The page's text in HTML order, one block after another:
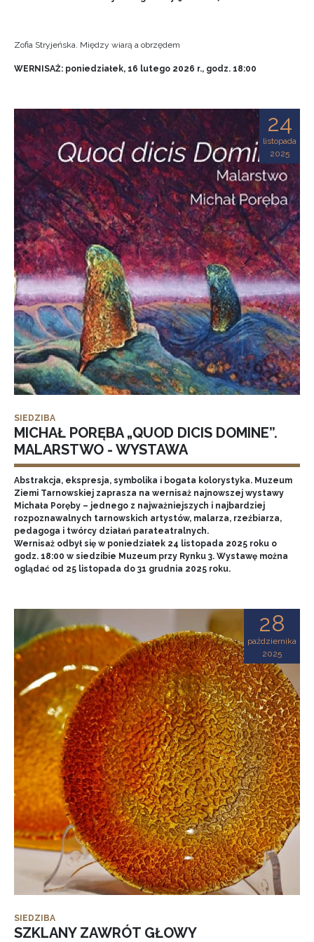
Zofia Stryjeńska. Między wiarą a obrzędem
WERNISAŻ: poniedziałek, 16 lutego 2026 r., godz. 18:00
24
listopada
2025
SIEDZIBA
MICHAŁ PORĘBA „QUOD DICIS DOMINE”.
MALARSTWO - WYSTAWA
Abstrakcja, ekspresja, symbolika i bogata kolorystyka. Muzeum
Ziemi Tarnowskiej zaprasza na wernisaż najnowszej wystawy
Michała Poręby – jednego z najważniejszych i najbardziej
rozpoznawalnych tarnowskich artystów, malarza, rzeźbiarza,
pedagoga i twórcy działań parateatralnych.
Wernisaż odbył się w poniedziałek 24 listopada 2025 roku o
godz. 18:00 w siedzibie Muzeum przy Rynku 3. Wystawę można
oglądać od 25 listopada do 31 grudnia 2025 roku.
28
października
2025
SIEDZIBA
SZKLANY ZAWRÓT GŁOWY